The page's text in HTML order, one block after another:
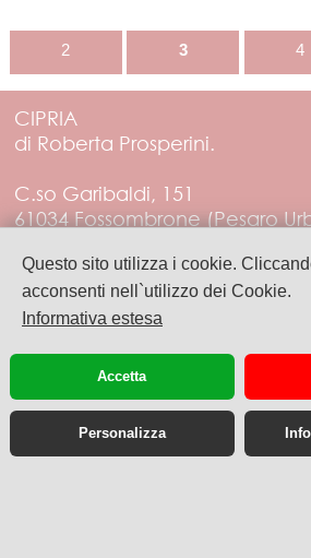
Questo sito utilizza i cookie.
acconsenti nell`utilizzo dei Cookie.
Informativa estesa
Accetta
Personalizza Info
2 3 4
CIPRIA
di Roberta Prosperini.
C.so Garibaldi, 151
61034 Fossombrone (Pesaro
PIVA 01383560412